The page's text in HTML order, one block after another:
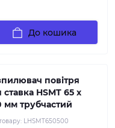
До кошика
повітря
ставка HSMT 65 х
мм трубчастий
LHSMT650500